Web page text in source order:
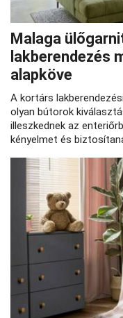
Malaga
lakberendezés
alapköve
A kortárs
olyan bútorok
illeszkednek az
kényelmet és